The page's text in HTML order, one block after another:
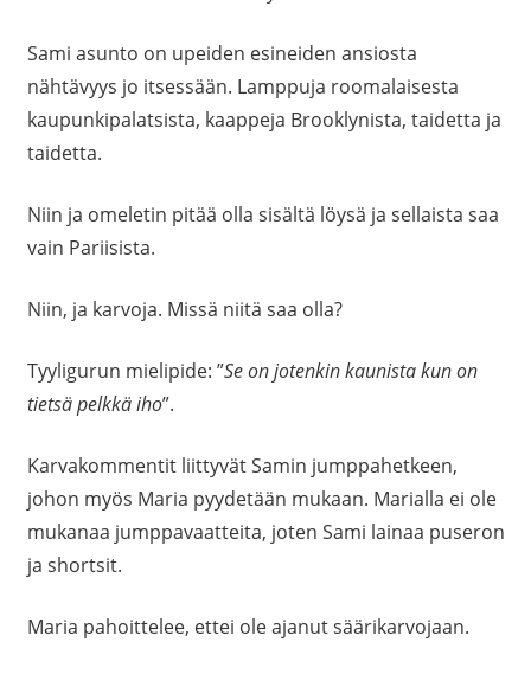
Sami asunto on upeiden esineiden ansiosta
nähtävyys jo itsessään. Lamppuja roomalaisesta
kaupunkipalatsista, kaappeja Brooklynista, taidetta ja
taidetta.
Niin ja omeletin pitää olla sisältä löysä ja sellaista saa
vain Pariisista.
Niin, ja karvoja. Missä niitä saa olla?
Tyyligurun mielipide: ”Se on jotenkin kaunista kun on
tietsä pelkkä iho”.
Karvakommentit liittyvät Samin jumppahetkeen,
johon myös Maria pyydetään mukaan. Marialla ei ole
mukanaa jumppavaatteita, joten Sami lainaa puseron
ja shortsit.
Maria pahoittelee, ettei ole ajanut säärikarvojaan.